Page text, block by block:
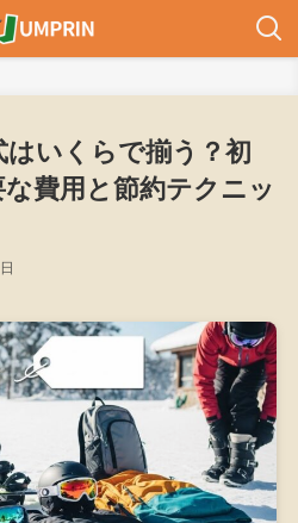
いくらで揃う？初
費用と節約テクニッ